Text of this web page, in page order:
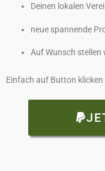
Deinen lokalen
neue spannende
Auf Wunsch stellen
Einfach auf Button klicken